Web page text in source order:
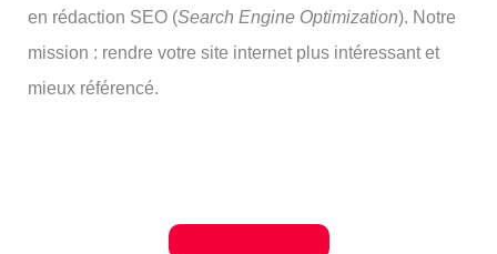
en rédaction SEO (Search Engine Optimization). Notre
mission : rendre votre site internet plus intéressant et
mieux référencé.
Je découvre Editoile